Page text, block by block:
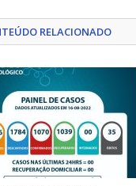
RELACIONADO